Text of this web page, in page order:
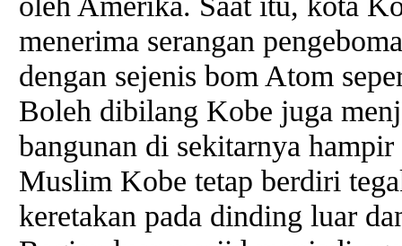
menerima serangan
dengan sejenis bom Atom
Boleh dibilang Kobe juga
bangunan di sekitarnya
Muslim Kobe tetap berdiri
keretakan pada dinding luar